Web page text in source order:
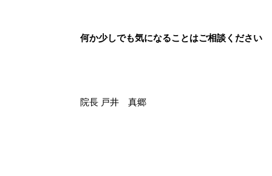
何か少しでも気になることはご相談ください
院長 戸井 真郷